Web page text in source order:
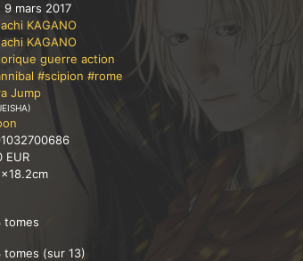
9 mars 2017
KAGANO
KAGANO
guerre action
#scipion #rome
Jump
EUR
tomes
tomes (sur 13)